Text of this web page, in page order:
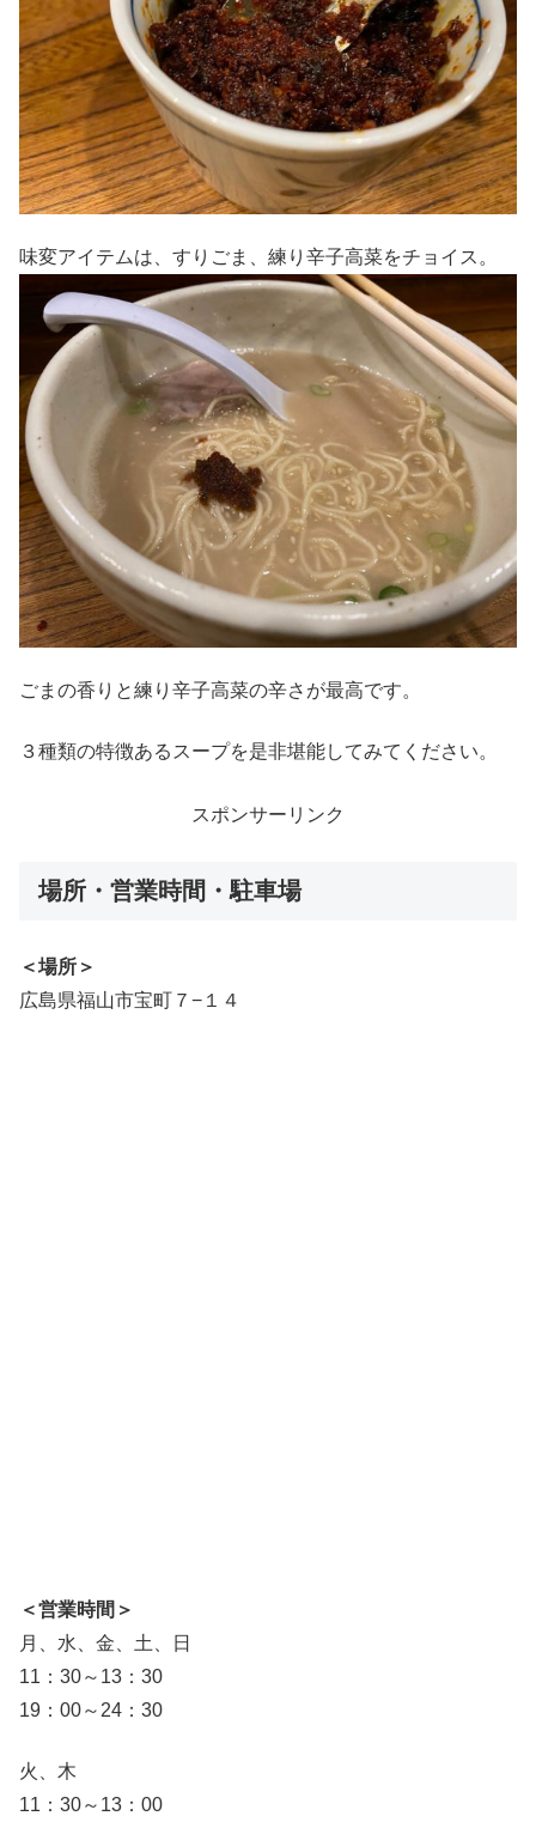
味変アイテムは、すりごま、練り辛子高菜をチョイス。
ごまの香りと練り辛子高菜の辛さが最高です。
３種類の特徴あるスープを是非堪能してみてください。
スポンサーリンク
場所・営業時間・駐車場
＜場所＞
広島県福山市宝町７−１４
＜営業時間＞
月、水、金、土、日
11：30～13：30
19：00～24：30
火、木
11：30～13：00